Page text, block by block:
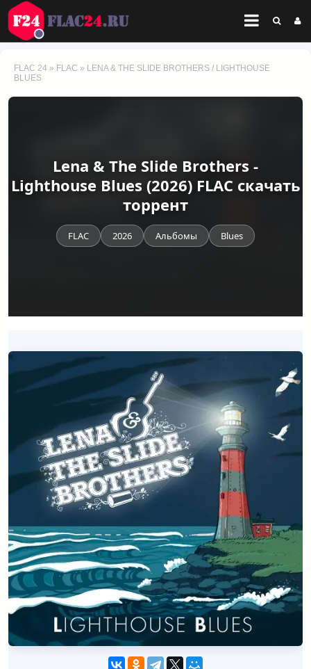
FLAC 24 » FLAC » LENA & THE SLIDE BROTHERS / LIGHTHOUSE
BLUES
Lena & The Slide Brothers -
Lighthouse Blues (2026) FLAC скачать
торрент
FLAC 2026 Альбомы Blues